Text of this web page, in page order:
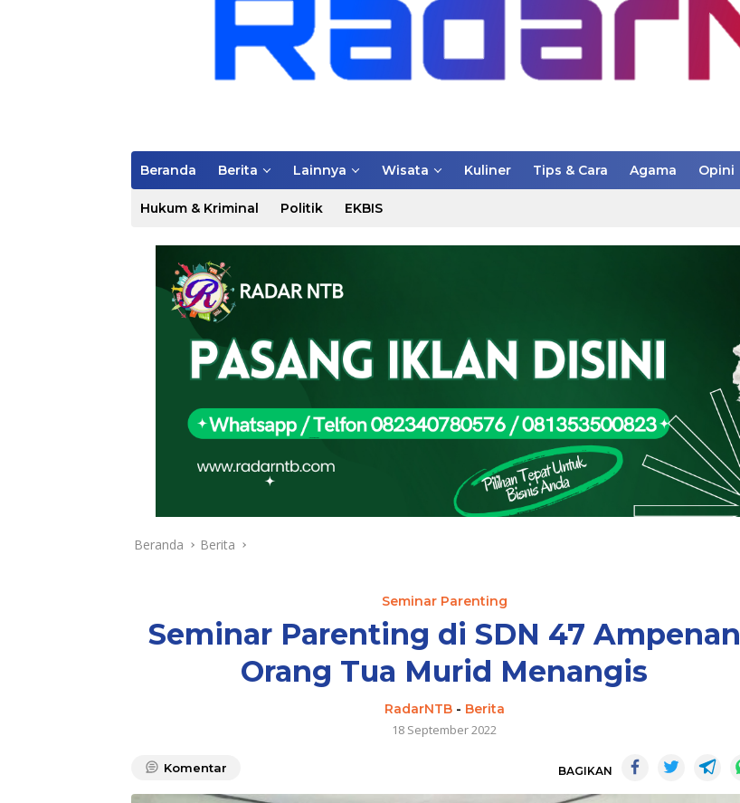
Beranda Berita Lainnya Wisata Kuliner Tips & Cara Agama Opini
Hukum & Kriminal Politik EKBIS
Beranda Berita
Seminar Parenting
Seminar Parenting di SDN 47 Ampenan
Orang Tua Murid Menangis
RadarNTB- Berita
18 September 2022
Komentar BAGIKAN